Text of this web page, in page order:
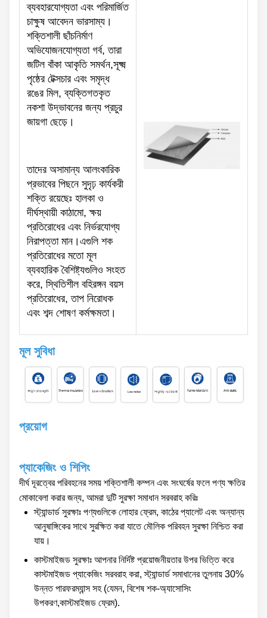
ব্যবহারযোগ্যতা এবং পরিমার্জিত
চাক্ষুষ আবেদন ভারসাম্য।
শক্তিশালী ছাঁচনির্মাণ
অভিযোজনযোগ্যতা গর্ব, তারা
জটিল বাঁকা আকৃতি সমর্থন,সূক্ষ্ম
পৃষ্ঠের টেক্সচার এবং সমৃদ্ধ
রঙের মিল, ব্যক্তিগতকৃত
নকশা উদ্ভাবনের জন্য প্রচুর
জায়গা ছেড়ে।
তাদের অসামান্য আলংকারিক
প্রভাবের পিছনে সুদৃঢ় কার্যকরী
শক্তি রয়েছেঃ হালকা ও
দীর্ঘস্থায়ী কাঠামো, ক্ষয়
প্রতিরোধের এবং নির্ভরযোগ্য
নিরাপত্তা মান।এগুলি শক
প্রতিরোধের মতো মূল
ব্যবহারিক বৈশিষ্ট্যগুলিও সংহত
করে, স্থিতিশীল বহিরঙ্গন বয়স
প্রতিরোধের, তাপ নিরোধক
এবং শব্দ শোষণ কর্মক্ষমতা।
মূল সুবিধা
প্রয়োগ
প্যাকেজিং ও শিপিং
দীর্ঘ দূরত্বের পরিবহনের সময় শক্তিশালী কম্পন এবং সংঘর্ষের ফলে পণ্য ক্ষতির
মোকাবেলা করার জন্য, আমরা দুটি সুরক্ষা সমাধান সরবরাহ করিঃ
স্ট্যান্ডার্ড সুরক্ষাঃ পণ্যগুলিকে লোহার ফ্রেম, কাঠের প্যালেট এবং অন্যান্য
আনুষাঙ্গিকের সাথে সুরক্ষিত করা যাতে মৌলিক পরিবহন সুরক্ষা নিশ্চিত করা
যায়।
কাস্টমাইজড সুরক্ষাঃ আপনার নির্দিষ্ট প্রয়োজনীয়তার উপর ভিত্তি করে
কাস্টমাইজড প্যাকেজিং সরবরাহ করা, স্ট্যান্ডার্ড সমাধানের তুলনায় 30%
উন্নত পারফরম্যান্স সহ (যেমন, বিশেষ শক-অ্যাসোসিং
উপকরণ,কাস্টমাইজড ফ্রেম).